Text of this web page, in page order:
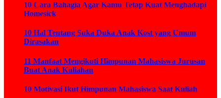
10 Cara Bahagia Agar Kamu Tetap Kuat Menghadapi
Homesick
10 Hal Tentang Suka Duka Anak Kost yang Umum
Dirasakan
11 Manfaat Mengikuti Himpunan Mahasiswa Jurusan
Buat Anak Kuliahan
10 Motivasi Ikut Himpunan Mahasiswa Saat Kuliah